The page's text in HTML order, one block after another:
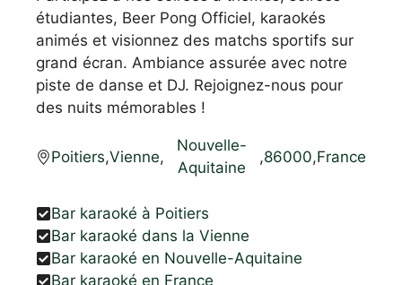
étudiantes, Beer Pong Officiel, karaokés
animés et visionnez des matchs sportifs sur
grand écran. Ambiance assurée avec notre
piste de danse et DJ. Rejoignez-nous pour
des nuits mémorables !
Poitiers,Vienne,
Nouvelle-
Aquitaine
,86000,France
Bar karaoké à Poitiers
Bar karaoké dans la Vienne
Bar karaoké en Nouvelle-Aquitaine
Bar karaoké en France